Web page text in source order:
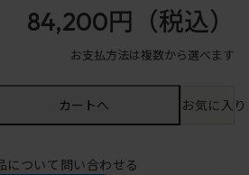
84,200円 （税込）
お支払方法は複数から選べます
カートへ お気に入
について問い合わせる